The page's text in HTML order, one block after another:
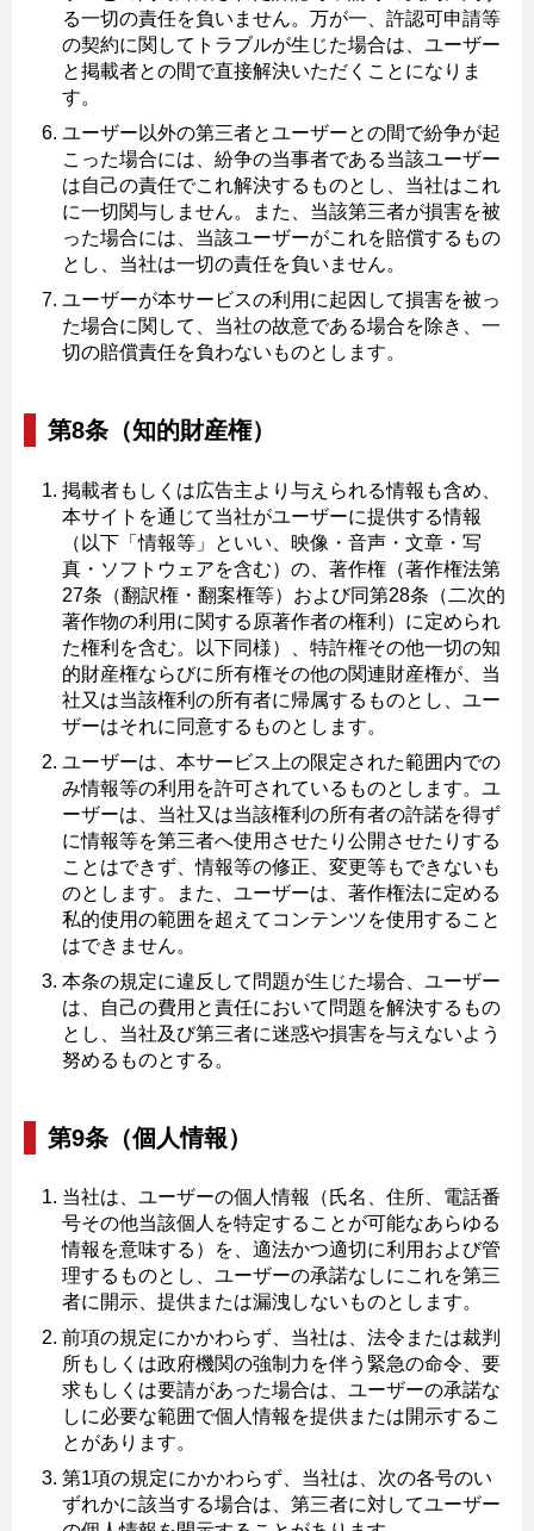
る一切の責任を負いません。万が一、許認可申請等
の契約に関してトラブルが生じた場合は、ユーザー
と掲載者との間で直接解決いただくことになりま
す。
ユーザー以外の第三者とユーザーとの間で紛争が起
こった場合には、紛争の当事者である当該ユーザー
は自己の責任でこれ解決するものとし、当社はこれ
に一切関与しません。また、当該第三者が損害を被
った場合には、当該ユーザーがこれを賠償するもの
とし、当社は一切の責任を負いません。
ユーザーが本サービスの利用に起因して損害を被っ
た場合に関して、当社の故意である場合を除き、一
切の賠償責任を負わないものとします。
第8条（知的財産権）
掲載者もしくは広告主より与えられる情報も含め、
本サイトを通じて当社がユーザーに提供する情報
（以下「情報等」といい、映像・音声・文章・写
真・ソフトウェアを含む）の、著作権（著作権法第
27条（翻訳権・翻案権等）および同第28条（二次的
著作物の利用に関する原著作者の権利）に定められ
た権利を含む。以下同様）、特許権その他一切の知
的財産権ならびに所有権その他の関連財産権が、当
社又は当該権利の所有者に帰属するものとし、ユー
ザーはそれに同意するものとします。
ユーザーは、本サービス上の限定された範囲内での
み情報等の利用を許可されているものとします。ユ
ーザーは、当社又は当該権利の所有者の許諾を得ず
に情報等を第三者へ使用させたり公開させたりする
ことはできず、情報等の修正、変更等もできないも
のとします。また、ユーザーは、著作権法に定める
私的使用の範囲を超えてコンテンツを使用すること
はできません。
本条の規定に違反して問題が生じた場合、ユーザー
は、自己の費用と責任において問題を解決するもの
とし、当社及び第三者に迷惑や損害を与えないよう
努めるものとする。
第9条（個人情報）
当社は、ユーザーの個人情報（氏名、住所、電話番
号その他当該個人を特定することが可能なあらゆる
情報を意味する）を、適法かつ適切に利用および管
理するものとし、ユーザーの承諾なしにこれを第三
者に開示、提供または漏洩しないものとします。
前項の規定にかかわらず、当社は、法令または裁判
所もしくは政府機関の強制力を伴う緊急の命令、要
求もしくは要請があった場合は、ユーザーの承諾な
しに必要な範囲で個人情報を提供または開示するこ
とがあります。
第1項の規定にかかわらず、当社は、次の各号のい
ずれかに該当する場合は、第三者に対してユーザー